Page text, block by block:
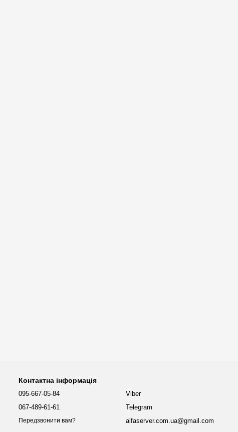
Контактна інформація
095-667-05-84
067-489-61-61
Передзвонити вам?
Viber
Telegram
alfaserver.com.ua@gmail.com